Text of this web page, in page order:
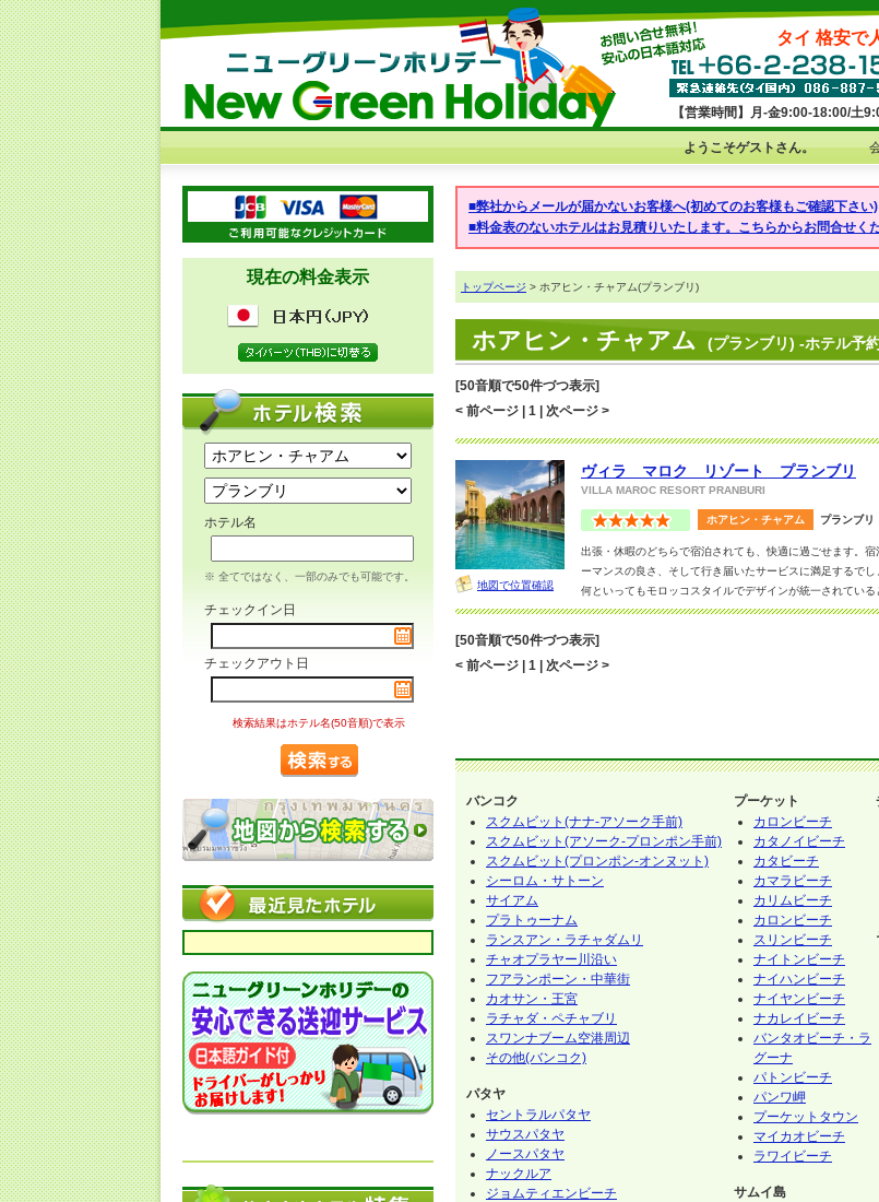
タイ 格安で
【営業時間】月-金9:00-18:00/土
ようこそゲストさん。
現在の料金表示
ホテル名
※ 全てではなく、一部のみでも可能です。
チェックイン日
チェックアウト日
検索結果はホテル名(50音順)で表示
■弊社からメールが届かないお客様へ(初めてのお客様もご確認下さい)
■料金表のないホテルはお見積りいたします。こちらからお問合せく
トップページ > ホアヒン・チャアム(プランブリ)
ホアヒン・チャアム (プランブリ) -ホテル予
[50音順で50件づつ表示]
< 前ページ | 1 | 次ページ >
地図で位置確認
ヴィラ マロク リゾート プランブリ
VILLA MAROC RESORT PRANBURI
出張・休暇のどちらで宿泊されても、快適に過ごせます。
ーマンスの良さ、そして行き届いたサービスに満足するでし
何といってもモロッコスタイルでデザインが統一されてい
出しています。
ー,スパ, ジム/フィットネス, 子供用プール, スチームルーム
ホアヒン・チャアム プランブリ
[50音順で50件づつ表示]
< 前ページ | 1 | 次ページ >
バンコク
スクムビット(ナナ-アソーク手前)
スクムビット(アソーク-プロンポン手前)
スクムビット(プロンポン-オンヌット)
シーロム・サトーン
サイアム
プラトゥーナム
ランスアン・ラチャダムリ
チャオプラヤー川沿い
フアランポーン・中華街
カオサン・王宮
ラチャダ・ペチャブリ
スワンナブーム空港周辺
その他(バンコク)
パタヤ
セントラルパタヤ
サウスパタヤ
ノースパタヤ
ナックルア
ジョムティエンビーチ
プーケット
カロンビーチ
カタノイビーチ
カタビーチ
カマラビーチ
カリムビーチ
カロンビーチ
スリンビーチ
ナイトンビーチ
ナイハンビーチ
ナイヤンビーチ
ナカレイビーチ
バンタオビーチ・ラ
グーナ
パトンビーチ
パンワ岬
プーケットタウン
マイカオビーチ
ラワイビーチ
サムイ島